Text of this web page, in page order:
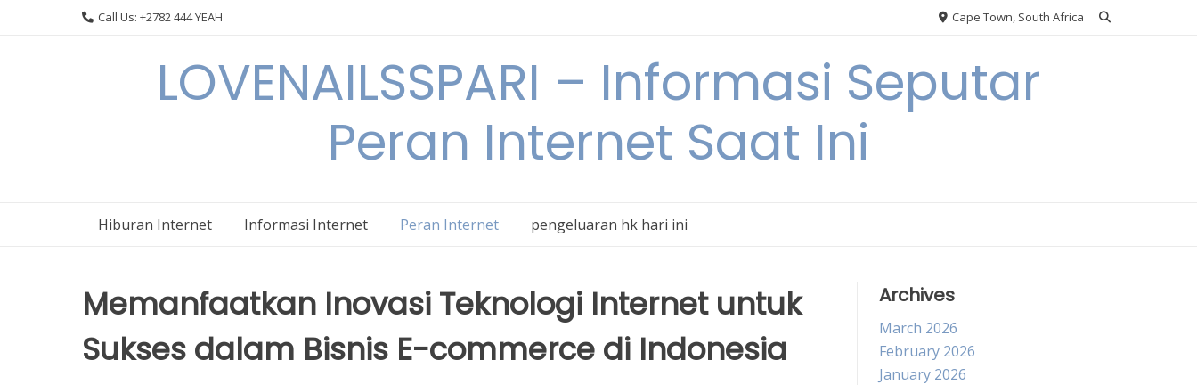
Call Us: +2782 444 YEAH Cape Town, South Africa
LOVENAILSSPARI – Informasi Seputar
Peran Internet Saat Ini
Hiburan Internet Informasi Internet Peran Internet pengeluaran hk hari ini
Memanfaatkan Inovasi Teknologi Internet untuk
Sukses dalam Bisnis E-commerce di Indonesia
Archives
March 2026
February 2026
January 2026